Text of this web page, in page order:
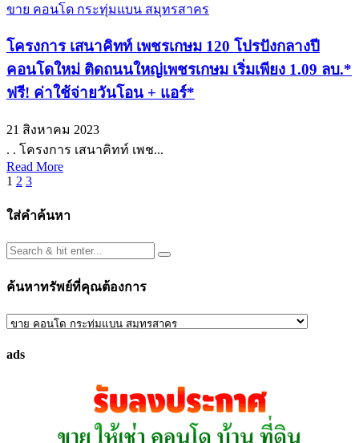
ขาย คอนโด กระทุ่มแบน สมุทรสาคร
โครงการ เสนาคิทท์ เพชรเกษม 120 โปรปังกลางปี
คอนโดใหม่ ติดถนนใหญ่เพชรเกษม เริ่มเพียง 1.09 ลบ.*
ฟรี! ค่าใช้จ่ายวันโอน + แอร์*
21 สิงหาคม 2023
. . โครงการ เสนาคิทท์ เพช...
Read More
Posts
pagination
1 2 3
ใส่คำค้นหา
ค้นหาทรัพย์ที่คุณต้องการ
ค้นหา
ที่
ads